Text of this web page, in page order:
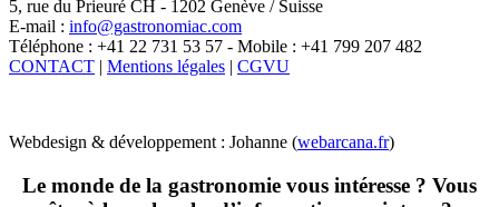
5, rue du Prieuré CH - 1202 Genève / Suisse
E-mail : info@gastronomiac.com
Téléphone : +41 22 731 53 57 - Mobile : +41 799 207 482
CONTACT | Mentions légales | CGVU
Webdesign & développement : Johanne (webarcana.fr)
Le monde de la gastronomie vous intéresse ? Vous